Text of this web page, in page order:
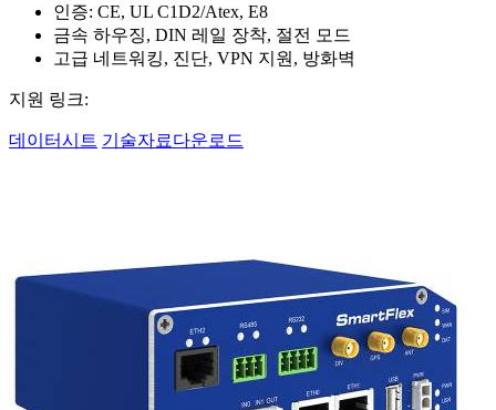
인증: CE, UL C1D2/Atex, E8
금속 하우징, DIN 레일 장착, 절전 모드
고급 네트워킹, 진단, VPN 지원, 방화벽
지원 링크:
데이터시트 기술자료다운로드